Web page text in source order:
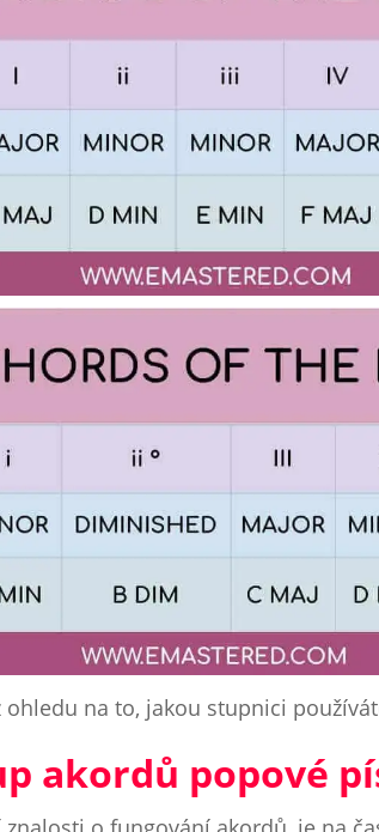
na to, jakou stupnici
akordů popové